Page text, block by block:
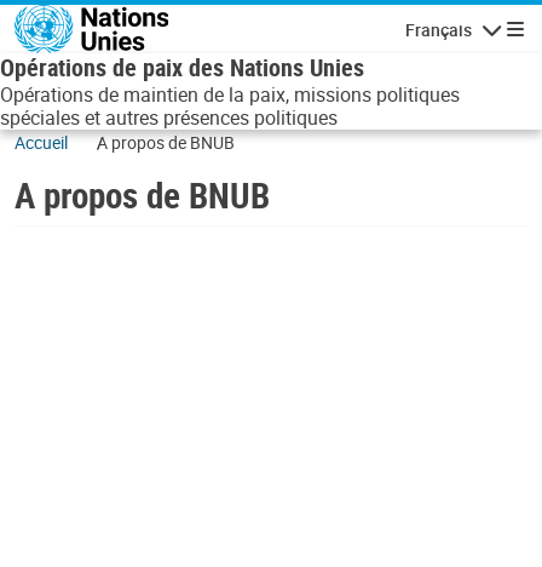
Aller au contenu principal
Français
Opérations de paix des Nations Unies
Opérations de maintien de la paix, missions politiques
spéciales et autres présences politiques
Accueil A propos de BNUB
A propos de BNUB